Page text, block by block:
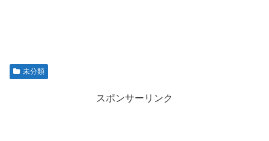
未分類
スポンサーリンク